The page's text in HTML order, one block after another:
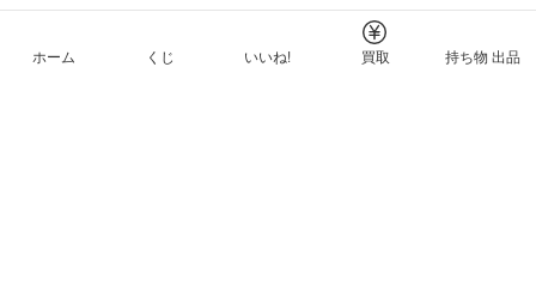
ホーム くじ いいね! 買取 持ち物 出品